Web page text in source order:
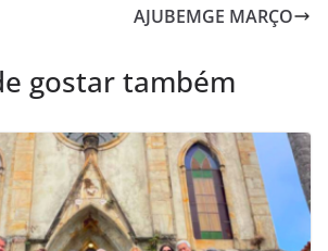
AJUBEMGE MARÇO
gostar também